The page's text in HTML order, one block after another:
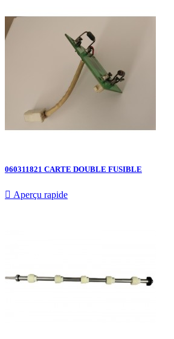
060311821 CARTE DOUBLE FUSIBLE
 Aperçu rapide